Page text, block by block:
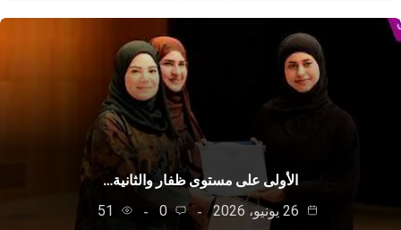
الأولى على مستوى ظفار والثانية…
0
51